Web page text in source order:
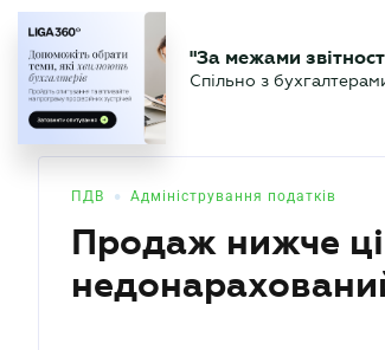
БУХГАЛТЕР Новини
"За межами
Спільно з
ПДВ • Адміністрування податків
Продаж нижче